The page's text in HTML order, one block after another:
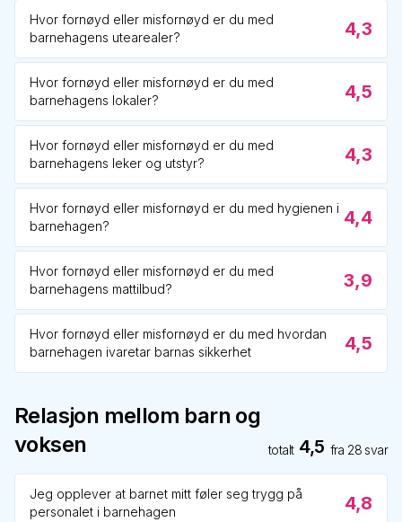
Hvor fornøyd eller misfornøyd er du med
barnehagens utearealer?
4,3
Hvor fornøyd eller misfornøyd er du med
barnehagens lokaler?
4,5
Hvor fornøyd eller misfornøyd er du med
barnehagens leker og utstyr?
4,3
Hvor fornøyd eller misfornøyd er du med hygienen i
barnehagen?
4,4
Hvor fornøyd eller misfornøyd er du med
barnehagens mattilbud?
3,9
Hvor fornøyd eller misfornøyd er du med hvordan
barnehagen ivaretar barnas sikkerhet
4,5
Relasjon mellom barn og
voksen
totalt 4,5 fra 28 svar
Jeg opplever at barnet mitt føler seg trygg på
personalet i barnehagen
4,8